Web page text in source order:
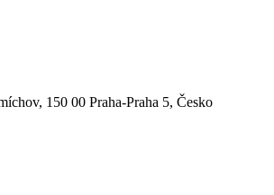
150 00 Praha-Praha 5, Česko